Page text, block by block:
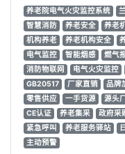
养老院电气火灾监控系统
智慧消防
养老安全 养老
机构养老
养老机构安全
电气监控
智能烟感 燃气
消防物联网
电气火灾监控
GB20517
厂家直销 品牌
零售供应
一手货源 源头
CE认证
养老集采 政府采
紧急呼叫
养老服务驿站
主动预警